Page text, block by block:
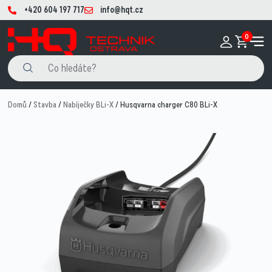
+420 604 197 717 info@hqt.cz
0
Domů /Stavba /Nabíječky BLi-X/ Husqvarna charger C80 BLi-X